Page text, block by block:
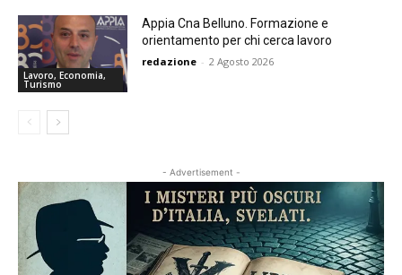
Lavoro, Economia,
Turismo
Appia Cna Belluno. Formazione e
orientamento per chi cerca lavoro
redazione - 2 Agosto 2026
- Advertisement -